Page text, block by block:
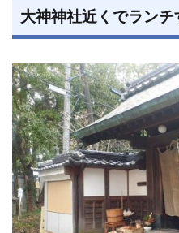
大神神社近くでランチ